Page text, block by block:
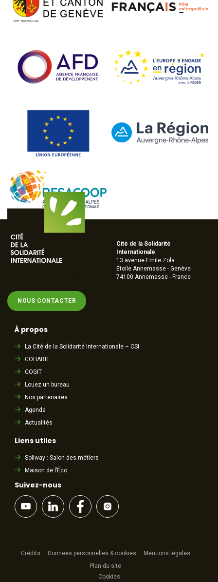
NOUS CONTACTER
Cité de la Solidarité
Internationale
13 avenue Emile Zola
Étoile Annemasse - Genève
74100 Annemasse - France
À propos
La Cité de la Solidarité Internationale – CSI
COHABIT
COGIT
Louez un bureau
Nos partenaires
Agenda
Actualités
Liens utiles
Soliway : Salon des métiers
Maison de l’Éco
Suivez-nous
Crédits Données personnelles & cookies
Mentions légales
Plan du site
Cookies